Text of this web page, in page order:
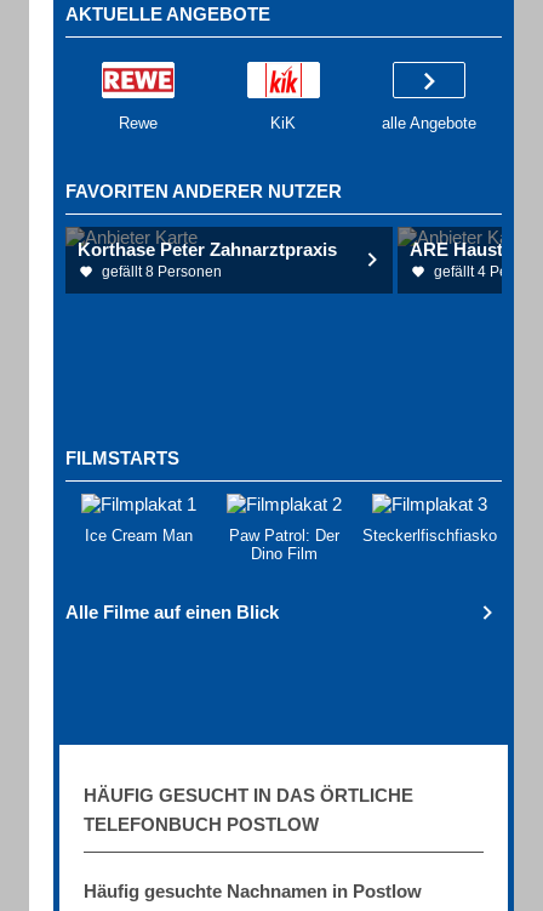
AKTUELLE ANGEBOTE
Rewe KiK alle Angebote
FAVORITEN ANDERER NUTZER
Korthase Peter Zahnarztpraxis
gefällt 8 Personen
ARE
gefällt 4
FILMSTARTS
Ice Cream Man
Paw Patrol: Der
Dino Film
Steckerlfischfiasko
Alle Filme auf einen Blick
HÄUFIG GESUCHT IN DAS ÖRTLICHE
TELEFONBUCH POSTLOW
Häufig gesuchte Nachnamen in Postlow